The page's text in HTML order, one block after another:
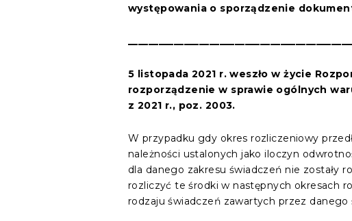
występowania o sporządzenie
5 listopada 2021 r. weszło w życie
rozporządzenie w sprawie ogólnych
z 2021 r., poz. 2003.
W przypadku gdy okres rozliczeniowy
należności ustalonych jako iloczyn
dla danego zakresu świadczeń nie zostały
rozliczyć te środki w następnych okresach
rodzaju świadczeń zawartych przez danego